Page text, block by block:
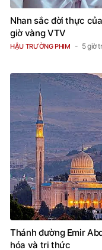
Nhan sắc đời thực
giờ vàng VTV
HẬU TRƯỜNG PHIM 5 giờ
Thánh đường Emir
hóa và tri thức